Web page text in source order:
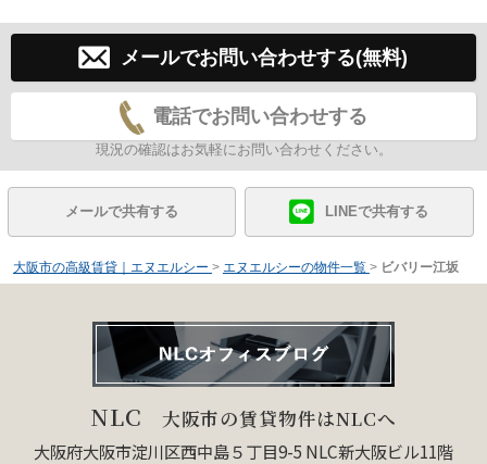
メールでお問い合わせする(無料)
電話でお問い合わせする
現況の確認はお気軽にお問い合わせください。
メールで共有する LINEで共有する
大阪市の高級賃貸｜エヌエルシー > エヌエルシーの物件一覧 > ビバリー江坂
NLC 大阪市の賃貸物件はNLCへ
大阪府大阪市淀川区西中島５丁目9-5 NLC新大阪ビル11階